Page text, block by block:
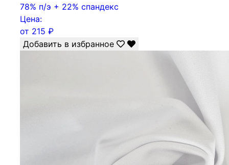
78% п/э + 22% спандекс
Цена:
от 215 ₽
Добавить в избранное